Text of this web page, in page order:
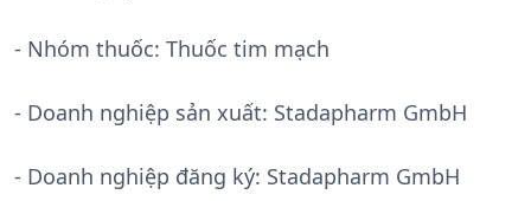
- Nhóm thuốc: Thuốc tim mạch
- Doanh nghiệp sản xuất: Stadapharm GmbH
- Doanh nghiệp đăng ký: Stadapharm GmbH